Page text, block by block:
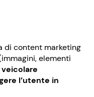
di content marketing
elementi
veicolare
l’utente in